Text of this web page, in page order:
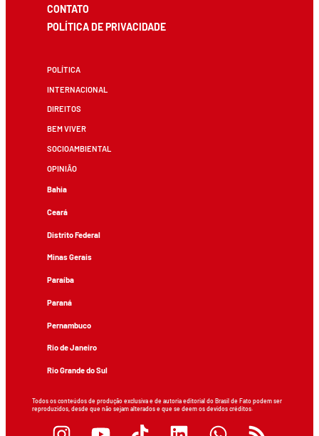
CONTATO
POLÍTICA DE PRIVACIDADE
POLÍTICA
INTERNACIONAL
DIREITOS
BEM VIVER
SOCIOAMBIENTAL
OPINIÃO
Bahia
Ceará
Distrito Federal
Minas Gerais
Paraíba
Paraná
Pernambuco
Rio de Janeiro
Rio Grande do Sul
Todos os conteúdos de produção exclusiva e de autoria editorial do Brasil de Fato podem ser
reproduzidos, desde que não sejam alterados e que se deem os devidos créditos.